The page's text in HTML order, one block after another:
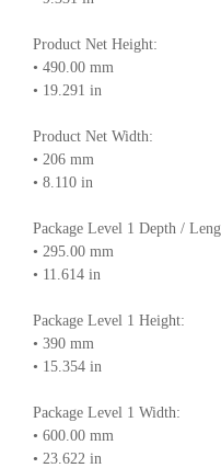
Product Net Height:
• 490.00 mm
• 19.291 in
Product Net Width:
• 206 mm
• 8.110 in
Package Level 1 Depth /
• 295.00 mm
• 11.614 in
Package Level 1 Height:
• 390 mm
• 15.354 in
Package Level 1 Width:
• 600.00 mm
• 23.622 in